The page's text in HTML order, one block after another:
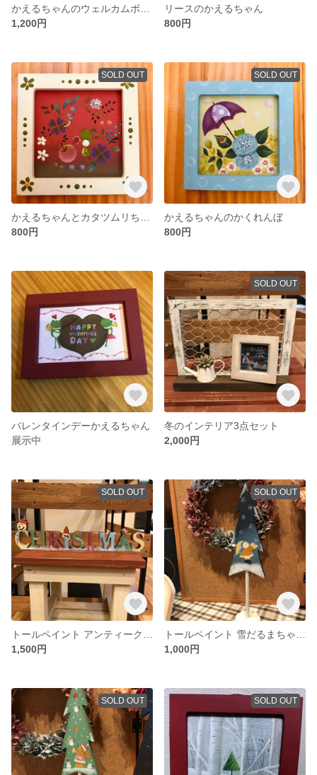
1,200円
リースのかえるちゃん
800円
SOLD OUT
800円
SOLD OUT
かえるちゃんのかくれんぼ
800円
バレンタインデーかえるちゃん
展示中
SOLD OUT
冬のインテリア3点セット
2,000円
SOLD OUT
1,500円
SOLD OUT
1,000円
SOLD OUT SOLD OUT